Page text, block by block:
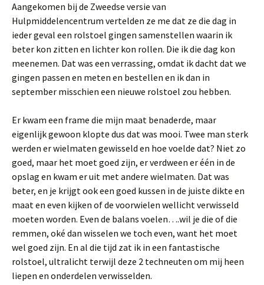
Aangekomen bij de Zweedse versie van
Hulpmiddelencentrum vertelden ze me dat ze die dag in
ieder geval een rolstoel gingen samenstellen waarin ik
beter kon zitten en lichter kon rollen. Die ik die dag kon
meenemen. Dat was een verrassing, omdat ik dacht dat we
gingen passen en meten en bestellen en ik dan in
september misschien een nieuwe rolstoel zou hebben.
Er kwam een frame die mijn maat benaderde, maar
eigenlijk gewoon klopte dus dat was mooi. Twee man sterk
werden er wielmaten gewisseld en hoe voelde dat? Niet zo
goed, maar het moet goed zijn, er verdween er één in de
opslag en kwam er uit met andere wielmaten. Dat was
beter, en je krijgt ook een goed kussen in de juiste dikte en
maat en even kijken of de voorwielen wellicht verwisseld
moeten worden. Even de balans voelen….wil je die of die
remmen, oké dan wisselen we toch even, want het moet
wel goed zijn. En al die tijd zat ik in een fantastische
rolstoel, ultralicht terwijl deze 2 techneuten om mij heen
liepen en onderdelen verwisselden.